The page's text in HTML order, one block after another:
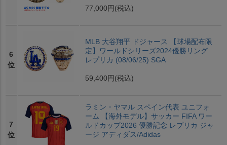
77,000円 (税込)
6
位
MLB 大谷翔平 ドジャース 【球場配布限
定】ワールドシリーズ2024優勝リング
レプリカ (08/06/25) SGA
59,400円 (税込)
7
位
ラミン・ヤマル スペイン代表 ユニフォ
ーム 【海外モデル】サッカー FIFA ワー
ルドカップ2026 優勝記念 レプリカ ジャ
ージ アディダス/Adidas